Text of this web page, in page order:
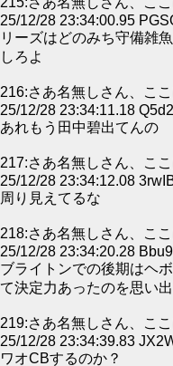
25/12/28 23:34:00.95
リーズはどのみち守備雑
しろよ
216:さあ名無しさん、こ
25/12/28 23:34:11.18
あれもう田中碧出てんの
217:さあ名無しさん、こ
25/12/28 23:34:12.08
周り見えてるな
218:さあ名無しさん、こ
25/12/28 23:34:20.28
ブライトンでの後期はヘ
て決定力あったのを思い出
219:さあ名無しさん、こ
25/12/28 23:34:39.83
ワオCBするのか？